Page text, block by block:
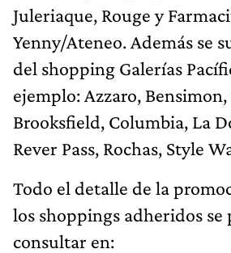
Juleriaque, Rouge y
Yenny/Ateneo. Además se
del shopping Galerías
ejemplo: Azzaro, Bensimon,
Brooksfield, Columbia, La
Rever Pass, Rochas, Style
Todo el detalle de la
los shoppings adheridos se
consultar en: